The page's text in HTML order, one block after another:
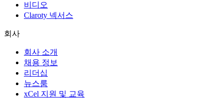
비디오
Claroty 넥서스
회사
회사 소개
채용 정보
리더십
뉴스룸
xCel 지원 및 교육